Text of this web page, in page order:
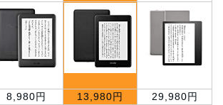
8,980円 13,980円
29,980円